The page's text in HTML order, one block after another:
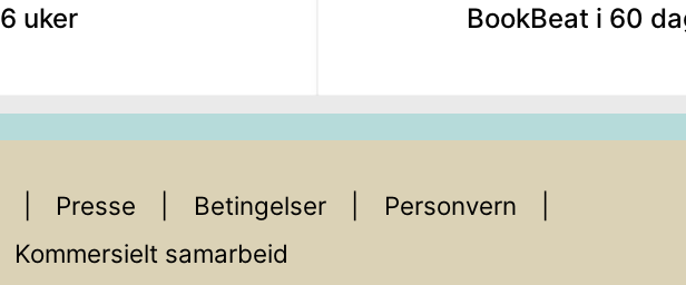
6 uker
BookBeat i 60
Presse Betingelser
Personvern
Kommersielt samarbeid